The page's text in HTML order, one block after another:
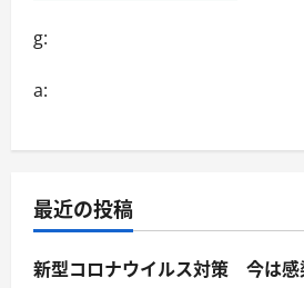
g:
a:
最近の投稿
新型コロナウイルス対策 今は感